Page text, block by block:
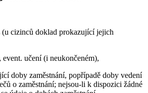
(u cizinců doklad prokazující jejich
učení (i neukončeném),
doby zaměstnání, popřípadě doby vedení
o zaměstnání; nejsou-li k dispozici žádné